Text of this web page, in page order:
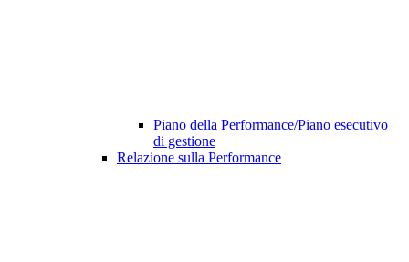
Piano della Performance/Piano esecutivo
di gestione
Relazione sulla Performance